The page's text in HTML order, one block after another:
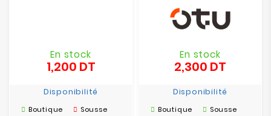
En stock
1,200 DTPrix
Disponibilité
Boutique
Sousse
En stock
2,300 DT
Disponibilité
Boutique
Sousse